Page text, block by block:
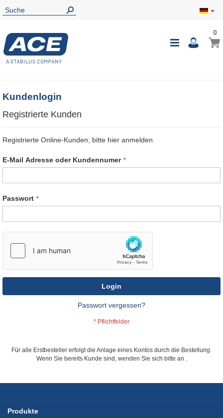
00
Kundenlogin
Registrierte Kunden
Registrierte Online-Kunden, bitte hier anmelden.
E-Mail Adresse oder Kundennumer
Passwort
Login
Passwort vergessen?
Für alle Erstbesteller erfolgt die Anlage eines Kontos durch die Bestellung.
Wenn Sie bereits Kunde sind, wenden Sie sich bitte an .
Produkte